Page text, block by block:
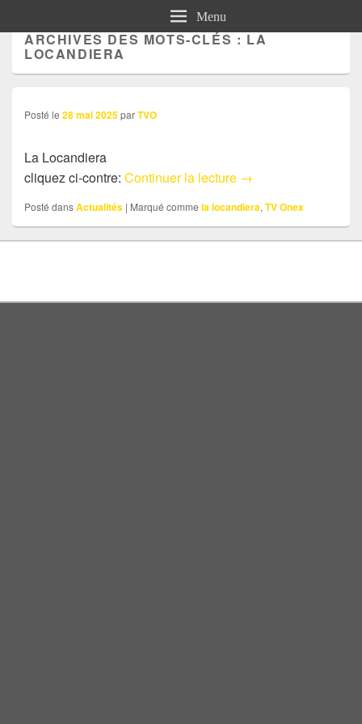
Menu
ARCHIVES DES MOTS-CLÉS : LA
LOCANDIERA
Posté le 28 mai 2025parTVO
La Locandiera
cliquez ci-contre: Continuer la lecture Actu: La Locandiera
→
Posté dansActualités | Marqué comme la locandiera, TV Onex